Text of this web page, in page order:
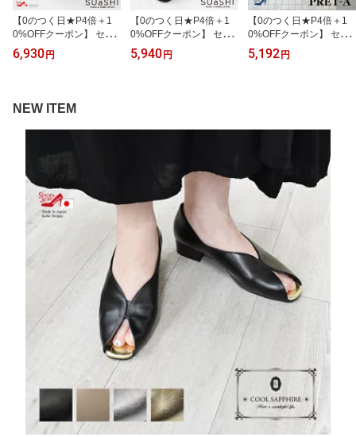
【0のつく日★P4倍＋1
0%OFFクーポン】 セー
ル価格 SUaSHI スウェイ
シー サンダル レディー
シ 日本製 4cm[FOO-DS-
LALA]
6,930円
【0のつく日★P4倍＋1
0%OFFクーポン】 セー
ル価格 SUaSHI サンダル
レディース 厚底 ストラ
NDY]
5,940円
【0のつく日★P4倍＋1
0%OFFクーポン】 セー
ル価格 PRET-A （プレ
タ）ミュール サンダル
歩きやすい 痛くない き
5,192円
NEW ITEM